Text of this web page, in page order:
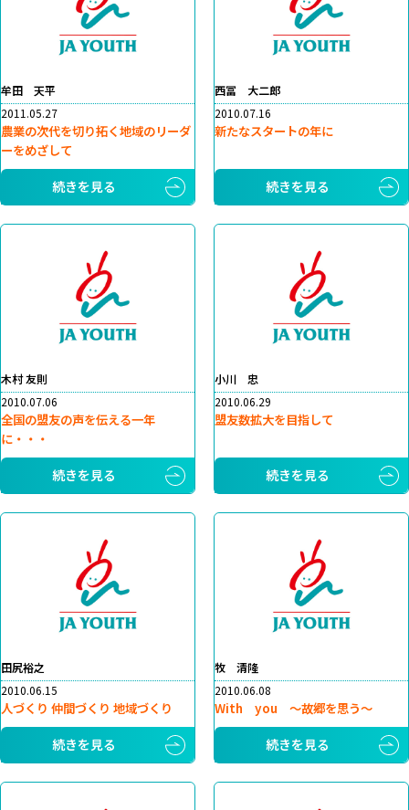
牟田 天平
2011.05.27
農業の次代を切り拓く地域のリーダ
ーをめざして
続きを見る
西冨 大二郎
2010.07.16
新たなスタートの年に
続きを見る
木村 友則
2010.07.06
全国の盟友の声を伝える一年
に・・・
続きを見る
小川 忠
2010.06.29
盟友数拡大を目指して
続きを見る
田尻裕之
2010.06.15
人づくり 仲間づくり 地域づくり
続きを見る
牧 清隆
2010.06.08
With you ～故郷を思う～
続きを見る